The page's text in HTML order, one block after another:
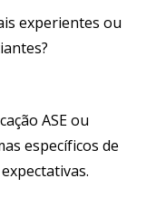
experientes ou
ASE ou
específicos de